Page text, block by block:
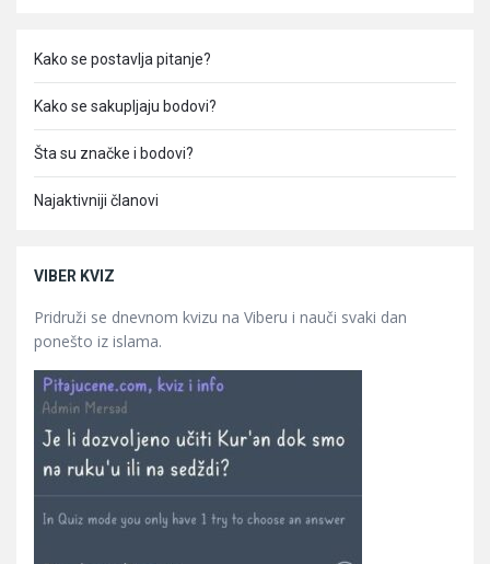
Kako se postavlja pitanje?
Kako se sakupljaju bodovi?
Šta su značke i bodovi?
Najaktivniji članovi
VIBER KVIZ
Pridruži se dnevnom kvizu na Viberu i nauči svaki dan
ponešto iz islama.